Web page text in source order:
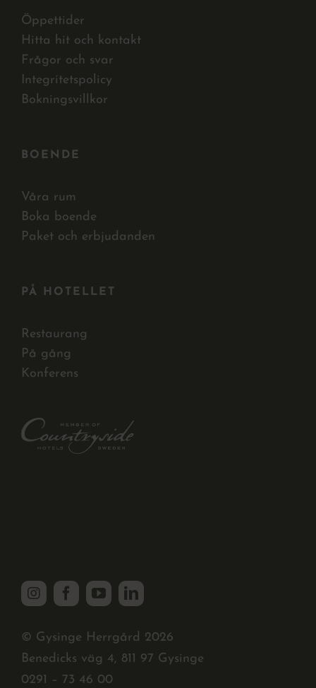
Öppettider
Hitta hit och kontakt
Frågor och svar
Integritetspolicy
Bokningsvillkor
BOENDE
Våra rum
Boka boende
Paket och erbjudanden
PÅ HOTELLET
Restaurang
På gång
Konferens
© Gysinge Herrgård 2026
Benedicks väg 4, 811 97 Gysinge
0291 – 73 46 00